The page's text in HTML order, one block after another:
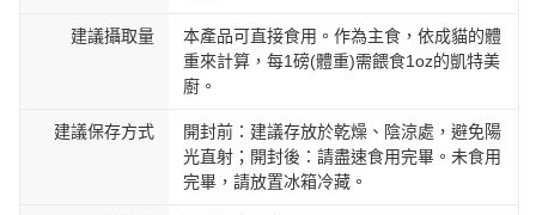
建議攝取量
本產品可直接食用。作為主食，依成貓的體
重來計算，每1磅(體重)需餵食1oz的凱特美
廚。
建議保存方式
開封前：建議存放於乾燥、陰涼處，避免陽
光直射；開封後：請盡速食用完畢。未食用
完畢，請放置冰箱冷藏。